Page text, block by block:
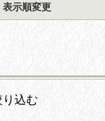
表示順変更
込む